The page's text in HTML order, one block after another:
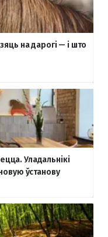
на дарогі — і што
Уладальнікі
ўстанову